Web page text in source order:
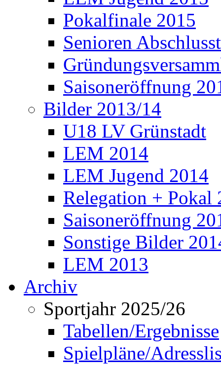
Pokalfinale 2015
Senioren
Saisoneröffnung
Bilder 2013/14
U18 LV Grünstadt
LEM 2014
LEM Jugend 2014
Relegation + Pokal
Saisoneröffnung
Sonstige Bilder
LEM 2013
Archiv
Sportjahr 2025/26
Tabellen/Ergebnisse
Spielpläne/